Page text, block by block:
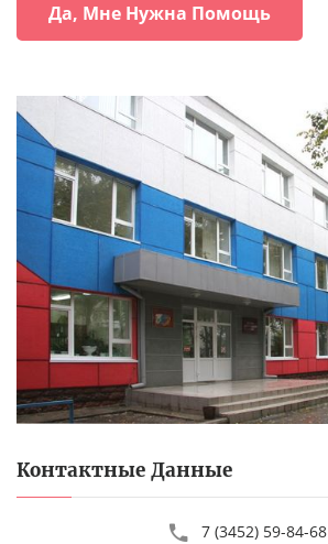
Да, Мне Нужна Помощь
Контактные Данные
7 (3452) 59-84-68